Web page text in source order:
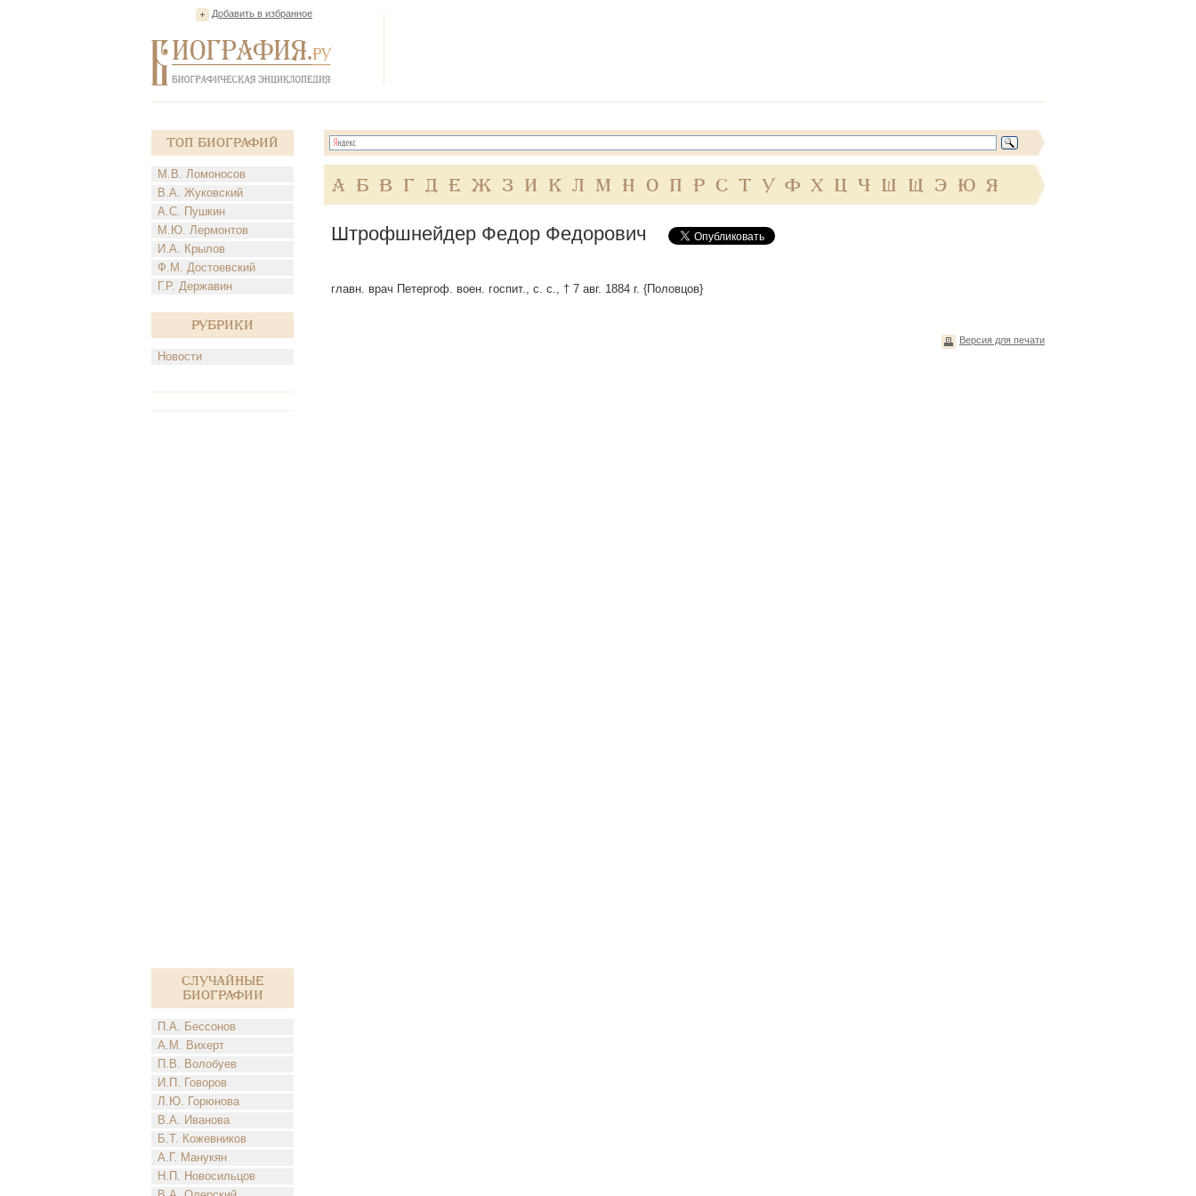
Добавить в избранное
Топ Биографий
М.В. Ломоносов
В.А. Жуковский
А.С. Пушкин
М.Ю. Лермонтов
И.А. Крылов
Ф.М. Достоевский
Г.Р. Державин
Рубрики
Новости
Случайные
биографии
П.А. Бессонов
А.М. Вихерт
П.В. Волобуев
И.П. Говоров
Л.Ю. Горюнова
В.А. Иванова
Б.Т. Кожевников
А.Г. Манукян
Н.П. Новосильцов
А Б В Г Д Е Ж З И К Л М Н О П Р С Т У Ф Х Ц Ч Ш Щ Э Ю Я
Штрофшнейдер Федор Федорович
главн. врач Петергоф. воен. госпит., с. с., † 7 авг. 1884 г. {Половцов}
Версия для печати